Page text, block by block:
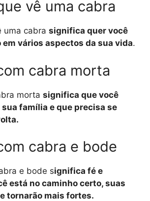
vê uma cabra
uma cabra significa quer você
vários aspectos da sua vida.
cabra morta
morta significa que você
família e que precisa se
cabra e bode
e bode significa fé e
está no caminho certo, suas
tornarão mais fortes.